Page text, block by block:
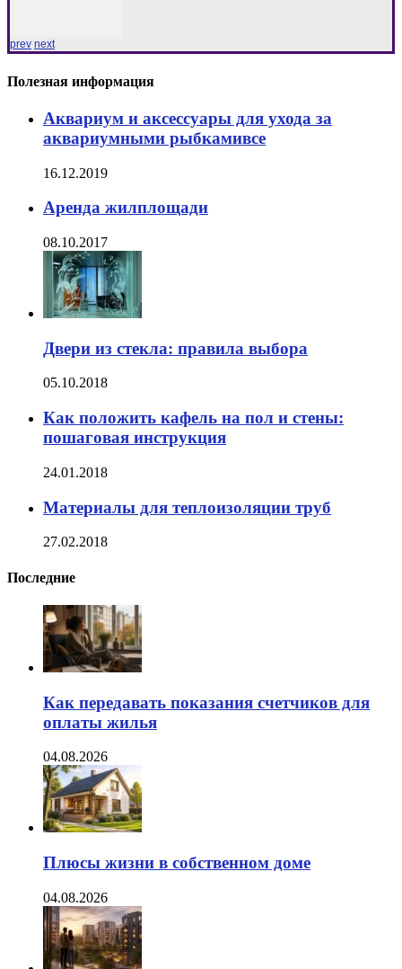
prev next
Полезная информация
Аквариум и аксессуары для ухода за
аквариумными рыбкамивсе
16.12.2019
Аренда жилплощади
08.10.2017
Двери из стекла: правила выбора
05.10.2018
Как положить кафель на пол и стены:
пошаговая инструкция
24.01.2018
Материалы для теплоизоляции труб
27.02.2018
Последние
Как передавать показания счетчиков для
оплаты жилья
04.08.2026
Плюсы жизни в собственном доме
04.08.2026